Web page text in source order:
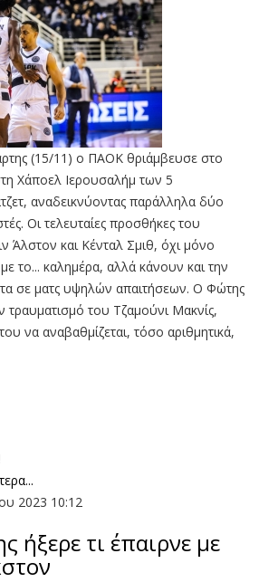
(15/11) ο ΠΑΟΚ θριάμβευσε στο
Χάποελ Ιερουσαλήμ των 5
αναδεικνύοντας παράλληλα δύο
Οι τελευταίες προσθήκες του
Άλστον και Κένταλ Σμιθ, όχι μόνο
το... καλημέρα, αλλά κάνουν και την
σε ματς υψηλών απαιτήσεων. Ο Φώτης
τραυματισμό του Τζαμούνι Μακνίς,
να αναβαθμίζεται, τόσο αριθμητικά,
2023 10:12
ήξερε τι έπαιρνε με